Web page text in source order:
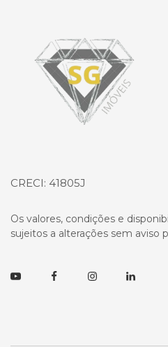
CRECI: 41805J
Os valores, condições e
sujeitos a alterações sem aviso
YoutubeFacebookInstagramLinkedin